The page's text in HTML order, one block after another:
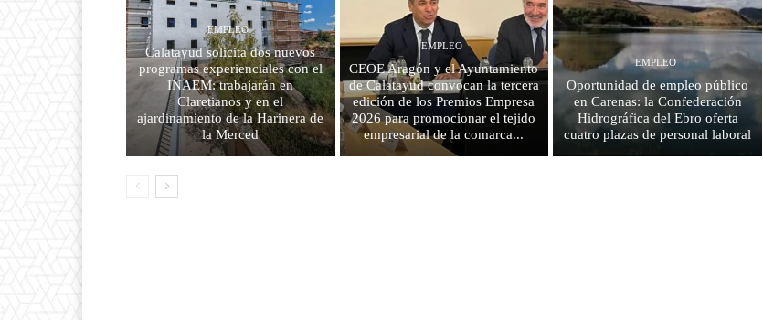
EMPLEO
Calatayud solicita dos nuevos
programas experienciales con el
INAEM: trabajarán en
Claretianos y en el
ajardinamiento de la Harinera de
la Merced
EMPLEO
CEOE Aragón y el Ayuntamiento
de Calatayud convocan la tercera
edición de los Premios Empresa
2026 para promocionar el tejido
empresarial de la comarca...
EMPLEO
Oportunidad de empleo público
en Carenas: la Confederación
Hidrográfica del Ebro oferta
cuatro plazas de personal laboral